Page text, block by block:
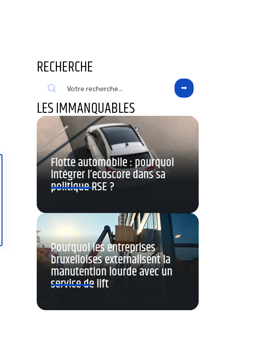
RECHERCHE
LES IMMANQUABLES
Flotte automobile : pourquoi
intégrer l’ecoscore dans sa
politique RSE ?
Pourquoi les entreprises
bruxelloises externalisent la
manutention lourde avec un
service de lift